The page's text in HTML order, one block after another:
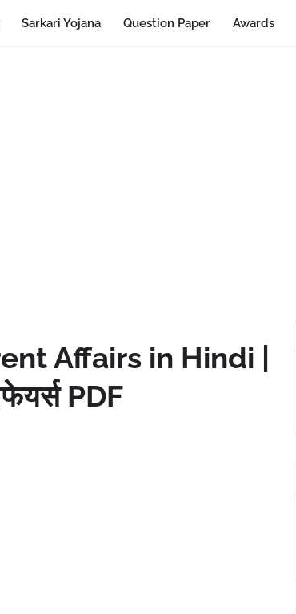
Sarkari Yojana Question Paper Awards
Affairs in Hindi |
PDF